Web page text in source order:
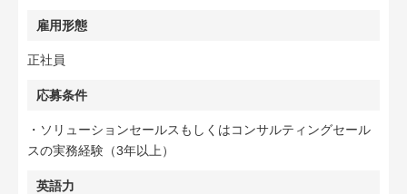
雇用形態
正社員
応募条件
・ソリューションセールスもしくはコンサルティングセール
スの実務経験（3年以上）
英語力